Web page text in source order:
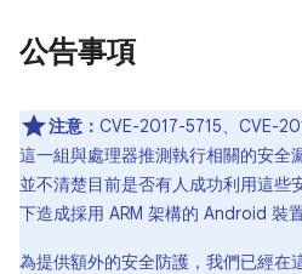
公告事項
注意： CVE-2017-5715、CVE-
這一組與處理器推測執行相關的安全
並不清楚目前是否有人成功利用這些
下造成採用 ARM 架構的 Android 裝
為提供額外的安全防護，我們已經在